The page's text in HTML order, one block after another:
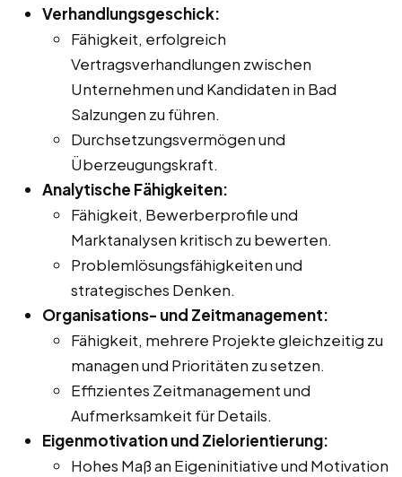
Verhandlungsgeschick:
Fähigkeit, erfolgreich
Vertragsverhandlungen zwischen
Unternehmen und Kandidaten in Bad
Salzungen zu führen.
Durchsetzungsvermögen und
Überzeugungskraft.
Analytische Fähigkeiten:
Fähigkeit, Bewerberprofile und
Marktanalysen kritisch zu bewerten.
Problemlösungsfähigkeiten und
strategisches Denken.
Organisations- und Zeitmanagement:
Fähigkeit, mehrere Projekte gleichzeitig zu
managen und Prioritäten zu setzen.
Effizientes Zeitmanagement und
Aufmerksamkeit für Details.
Eigenmotivation und Zielorientierung:
Hohes Maß an Eigeninitiative und Motivation